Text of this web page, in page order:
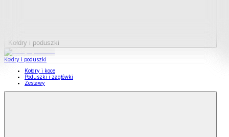
Kołdry i poduszki
Kołdry i poduszki
Kołdry i koce
Poduszki i zagłówki
Zestawy